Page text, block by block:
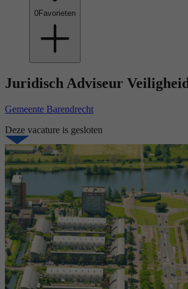
0Favorieten
Juridisch Adviseur Veiligheid
Gemeente Barendrecht
Deze vacature is gesloten